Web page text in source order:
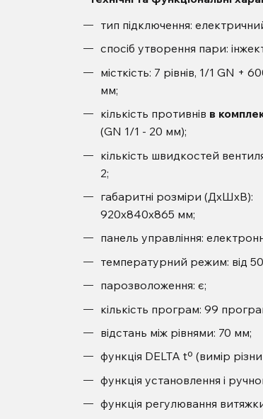
тип підключення:
спосіб утворення пари:
місткість: 7 рівнів, 1/1 GN +
мм;
кількість противнів в
(GN 1/1 - 20 мм);
кількість швидкостей
2;
габаритні розміри (ДхШхВ):
920х840х865 мм;
панель управління:
температурний режим: від
парозволоження: є;
кількість програм: 99
відстань між рівнями: 70 мм;
функція DELTA tº (вимір
функція установлення і
функція регулювання